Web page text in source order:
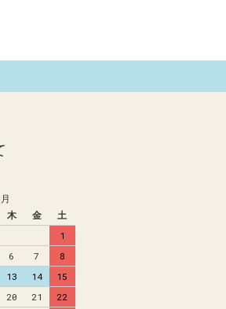
木 金
土
1
6 7
8
13 14
15
20 21
22